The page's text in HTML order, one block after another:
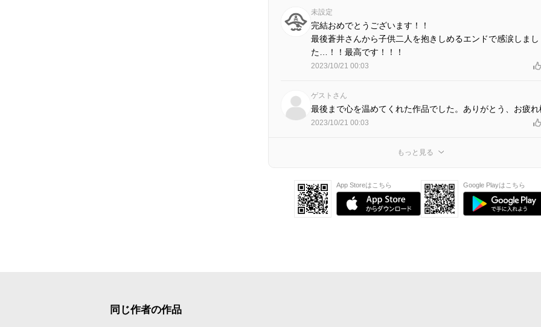
未設定
完結おめでとうございます！！
最後蒼井さんから子供二人を抱きしめるエンドで感涙しまし
た…！！最高です！！！
2023/10/21 00:03
ゲストさん
最後まで心を温めてくれた作品でした。ありがとう、お疲れ
2023/10/21 00:03
もっと見る
App Storeはこちら Google Playはこちら
同じ作者の作品